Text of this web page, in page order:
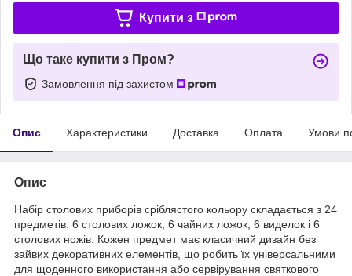
Купити з
Що таке купити з Пром?
Замовлення під захистом
Опис Характеристики Доставка Оплата Умови
Опис
Набір столових приборів сріблястого кольору складається з 24
предметів: 6 столових ложок, 6 чайних ложок, 6 виделок і 6
столових ножів. Кожен предмет має класичний дизайн без
зайвих декоративних елементів, що робить їх універсальними
для щоденного використання або сервірування святкового